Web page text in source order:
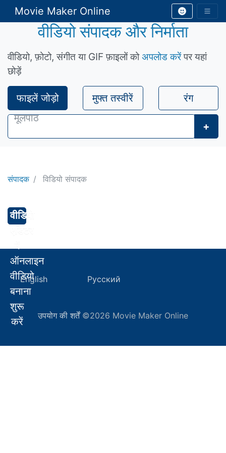
Movie Maker Online
वीडियो संपादक और निर्माता
वीडियो, फ़ोटो, संगीत या GIF फ़ाइलों कोअपलोड करेंपर यहां
छोड़ें
फाइलें जोड़ो मुफ्त तस्वीरें रंग
+
संपादक विडियो संपादक
वीडियो
में
ऑनलाइन
वीडियो
बनाना
शुरू
करें
English Русский
उपयोग की शर्तें©2026 Movie Maker Online